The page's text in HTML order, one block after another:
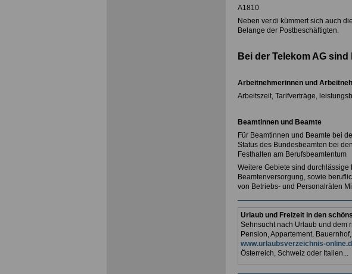
A1810
Neben ver.di kümmert sich auch
Belange der Postbeschäftigten.
Bei der Telekom AG
Arbeitnehmerinnen und
Arbeitszeit, Tarifverträge,
Beamtinnen und Beamte
Für Beamtinnen und Beamte bei
Status des Bundesbeamten bei
Festhalten am Berufsbeamtentum
Weitere Gebiete sind
Beamtenversorgung, sowie
von Betriebs- und Personalräten
Urlaub und Freizeit in den
Sehnsucht nach Urlaub und dem
Pension, Appartement,
www.urlaubsverzeichnis-
Österreich, Schweiz oder Italien...